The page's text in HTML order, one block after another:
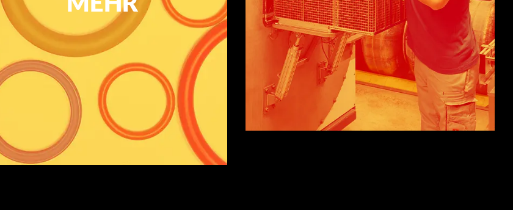
verringern dadurch den Verschleiß der
Komponenten. Daneben vermindern sie Stick-slip
Effekte und beugen so in vielen Anwendungen auch
einer Geräuschentwicklung vor.
Für die (Zwischen-) Lagerung beschichteter
Elastomerteile beachten Sie bitte unsere
Lagerungshinweise
oder anderen Spezifikationen zur Überprüfung auf
lackbenetzungsstörende Substanzen.
Hier erfahren Sie mehr zur Lackbenetzungsstörung
und unserer LABS-frei Reinigung.